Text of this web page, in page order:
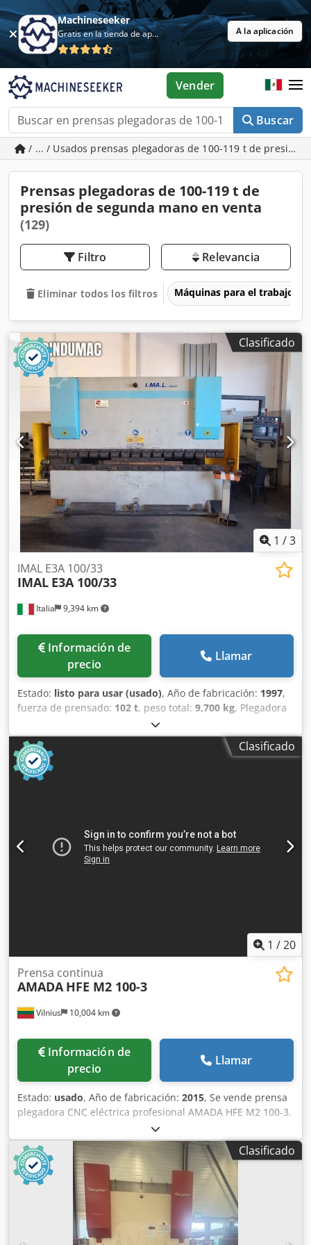
Machineseeker
Gratis en la tienda de aplicaciones A la aplicación
Buscar
Vender
/ ... / Usados prensas plegadoras de 100-119 t de presión
Prensas plegadoras de 100-119 t de
presión de segunda mano en venta
(129)
Filtro Relevancia
Eliminar todos los filtros Máquinas para el trabajo
Clasificado
1 /3
Italia 9,394 km
IMAL E3A 100/33
IMAL E3A 100/33
Información de
precio
Llamar
Estado: listo para usar (usado), Año de fabricación: 1997,
fuerza de prensado: 102 t, peso total: 9,700 kg, Plegadora
fabricada en 1997. Esta IMAL E3A 100/33 cuenta con una
fuerza de prensado de 100 toneladas y una longitud de
plegado de 3.300 mm. Con una potencia de motor de 11
kW y un peso de 9.700 kg, está diseñada para ofrecer un
rendimiento robusto. Si busca capacidades de plegado de
Potencia del motor: 11 kW Csdpfx Aezrw Hiokbeha
Technical Specification Bending Length 3300 mm
Clasificado
1 /20
Vilnius 10,004 km
Prensa continua
AMADA HFE M2 100-3
Información de
precio
Llamar
Estado: usado, Año de fabricación: 2015, Se vende prensa
plegadora CNC eléctrica profesional AMADA HFE M2 100-3.
Funciona de forma muy silenciosa gracias al sistema de
accionamiento eléctrico. La máquina está en perfecto
estado de funcionamiento y ha sido revisada
periódicamente por el servicio técnico de Amada. Se
puede inspeccionar y probar. La máquina se vende sin
herramientas. Podemos ofrecer herramientas nuevas
según sus necesidades. Información principal: Fabricante:
AMADA Modelo: HFE M2 100-3 Fecha de fabricación:
Clasificado